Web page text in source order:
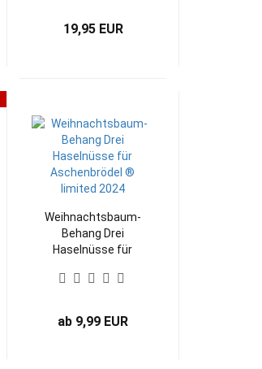
19,95 EUR
Weihnachtsbaum-
Behang Drei
Haselnüsse für
limited 2024
ab 9,99 EUR